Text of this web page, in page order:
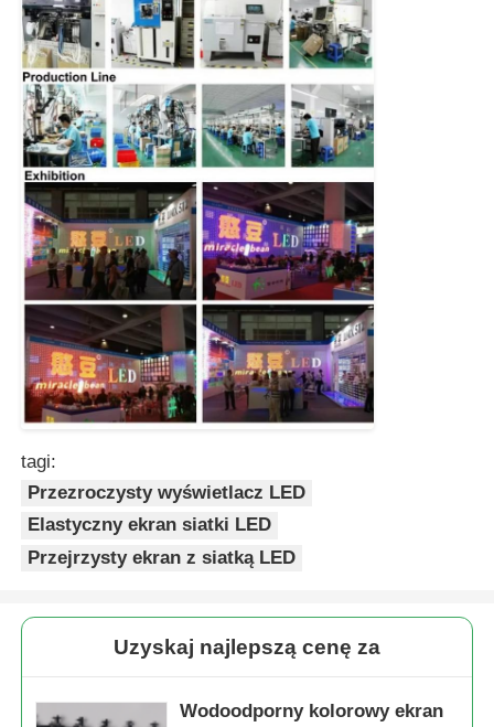
tagi:
Przezroczysty wyświetlacz LED
Elastyczny ekran siatki LED
Przejrzysty ekran z siatką LED
Uzyskaj najlepszą cenę za
Wodoodporny kolorowy ekran